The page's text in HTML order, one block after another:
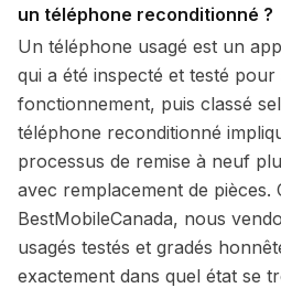
un téléphone reconditionné ?
Un téléphone usagé est un
qui a été inspecté et testé
fonctionnement, puis classé
téléphone reconditionné
processus de remise à neuf
avec remplacement de pièces.
BestMobileCanada, nous
usagés testés et gradés
exactement dans quel état se